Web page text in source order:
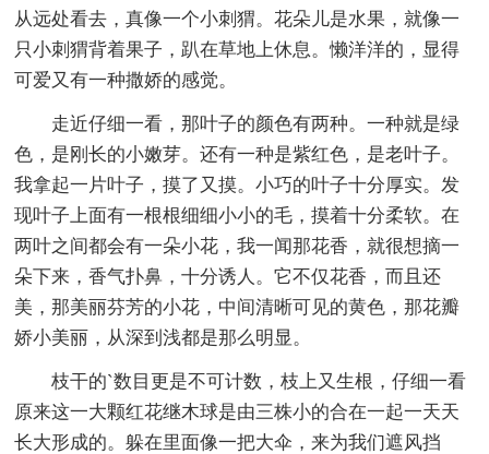
从远处看去，真像一个小刺猬。花朵儿是水果，就像一
只小刺猬背着果子，趴在草地上休息。懒洋洋的，显得
可爱又有一种撒娇的感觉。
走近仔细一看，那叶子的颜色有两种。一种就是绿
色，是刚长的小嫩芽。还有一种是紫红色，是老叶子。
我拿起一片叶子，摸了又摸。小巧的叶子十分厚实。发
现叶子上面有一根根细细小小的毛，摸着十分柔软。在
两叶之间都会有一朵小花，我一闻那花香，就很想摘一
朵下来，香气扑鼻，十分诱人。它不仅花香，而且还
美，那美丽芬芳的小花，中间清晰可见的黄色，那花瓣
娇小美丽，从深到浅都是那么明显。
枝干的`数目更是不可计数，枝上又生根，仔细一看
原来这一大颗红花继木球是由三株小的合在一起一天天
长大形成的。躲在里面像一把大伞，来为我们遮风挡